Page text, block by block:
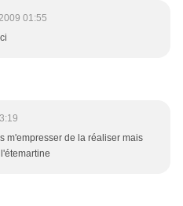
01:55
m'empresser de la réaliser mais